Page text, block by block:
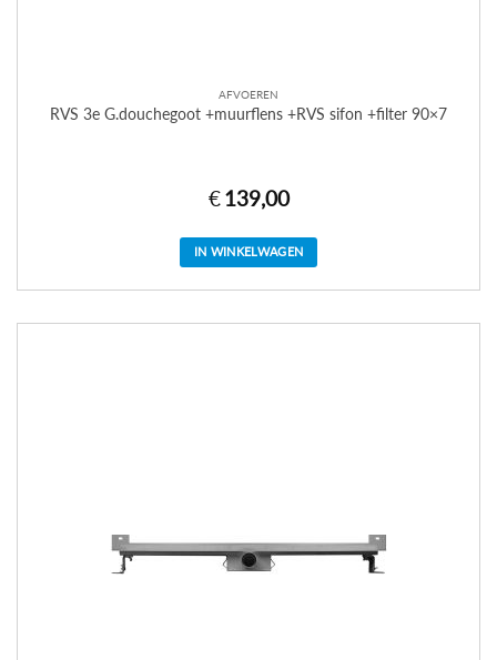
AFVOEREN
RVS 3e G.douchegoot +muurflens +RVS sifon +filter 90×7
€ 139,00
IN WINKELWAGEN